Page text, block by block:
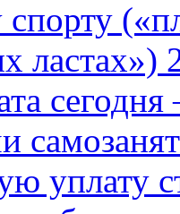
ластах»)
уплату